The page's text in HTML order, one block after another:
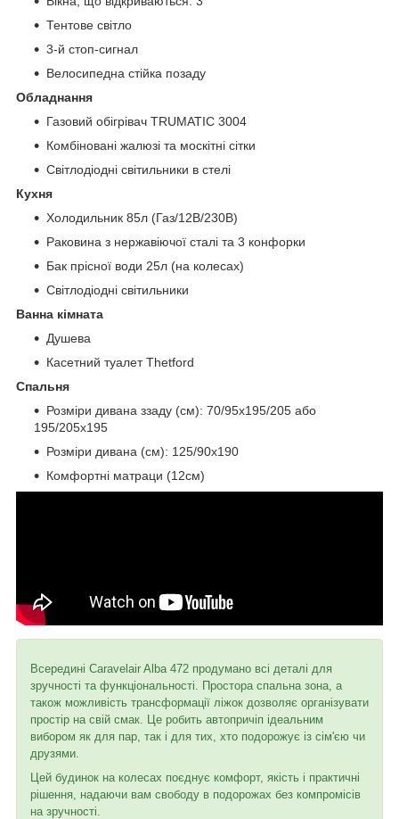
Тентове світло
3-й стоп-сигнал
Велосипедна стійка позаду
Обладнання
Газовий обігрівач TRUMATIC 3004
Комбіновані жалюзі та москітні сітки
Світлодіодні світильники в стелі
Кухня
Холодильник 85л (Газ/12В/230В)
Раковина з нержавіючої сталі та 3 конфорки
Бак прісної води 25л (на колесах)
Світлодіодні світильники
Ванна кімната
Душева
Касетний туалет Thetford
Спальня
Розміри дивана ззаду (см): 70/95x195/205 або
195/205x195
Розміри дивана (см): 125/90x190
Комфортні матраци (12см)
Всередині Caravelair Alba 472 продумано всі деталі для
зручності та функціональності. Простора спальна зона, а
також можливість трансформації ліжок дозволяє організувати
простір на свій смак. Це робить автопричіп ідеальним
вибором як для пар, так і для тих, хто подорожує із сім'єю чи
друзями.
Цей будинок на колесах поєднує комфорт, якість і практичні
рішення, надаючи вам свободу в подорожах без компромісів
на зручності.